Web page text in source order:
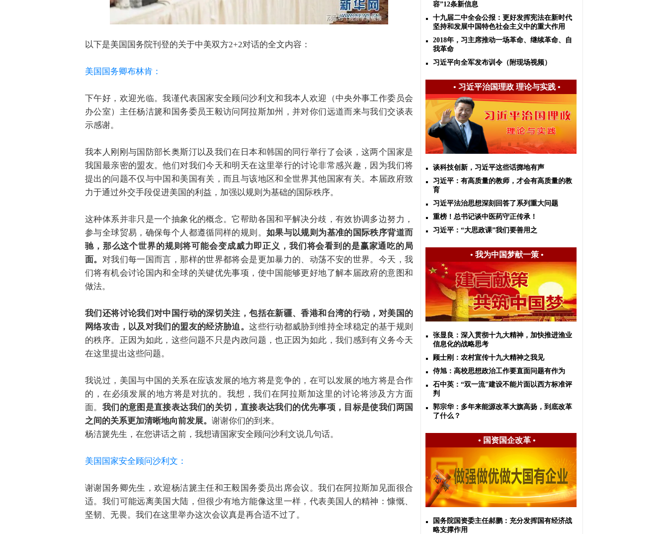
以下是美国国务院刊登的关于中美双方2+2对话的全文内容：
美国国务卿布林肯：
下午好，欢迎光临。我谨代表国家安全顾问沙利文和我本人欢迎（中央外事工作委员会
办公室）主任杨洁篪和国务委员王毅访问阿拉斯加州，并对你们远道而来与我们交谈表
示感谢。
我本人刚刚与国防部长奥斯汀以及我们在日本和韩国的同行举行了会谈，这两个国家是
我国最亲密的盟友。他们对我们今天和明天在这里举行的讨论非常感兴趣，因为我们将
提出的问题不仅与中国和美国有关，而且与该地区和全世界其他国家有关。本届政府致
力于通过外交手段促进美国的利益，加强以规则为基础的国际秩序。
这种体系并非只是一个抽象化的概念。它帮助各国和平解决分歧，有效协调多边努力，
参与全球贸易，确保每个人都遵循同样的规则。 如果与以规则为基准的国际秩序背道而
驰，那么这个世界的规则将可能会变成威力即正义，我们将会看到的是赢家通吃的局
面。 对我们每一国而言，那样的世界都将会是更加暴力的、动荡不安的世界。今天，我
们将有机会讨论国内和全球的关键优先事项，使中国能够更好地了解本届政府的意图和
做法。
我们还将讨论我们对中国行动的深切关注，包括在新疆、香港和台湾的行动，对美国的
网络攻击，以及对我们的盟友的经济胁迫。这些行动都威胁到维持全球稳定的基于规则
的秩序。正因为如此，这些问题不只是内政问题，也正因为如此，我们感到有义务今天
在这里提出这些问题。
我说过，美国与中国的关系在应该发展的地方将是竞争的，在可以发展的地方将是合作
的，在必须发展的地方将是对抗的。我想，我们在阿拉斯加这里的讨论将涉及方方面
面。 我们的意图是直接表达我们的关切，直接表达我们的优先事项，目标是使我们两国
之间的关系更加清晰地向前发展。 谢谢你们的到来。
杨洁篪先生，在您讲话之前，我想请国家安全顾问沙利文说几句话。
美国国家安全顾问沙利文：
谢谢国务卿先生，欢迎杨洁篪主任和王毅国务委员出席会议。我们在阿拉斯加见面很合
适。我们可能远离美国大陆，但很少有地方能像这里一样，代表美国人的精神：慷慨、
坚韧、无畏。我们在这里举办这次会议真是再合适不过了。
容”12条新信息
十九届二中全会公报：更好发挥宪法在新时代
坚持和发展中国特色社会主义中的重大作用
2018年，习主席推动一场革命、继续革命、自
我革命
习近平向全军发布训令（附现场视频）
• 习近平治国理政 理论与实践•
谈科技创新，习近平这些话掷地有声
习近平：有高质量的教师，才会有高质量的教
育
习近平法治思想深刻回答了系列重大问题
重榜！总书记谈中医药守正传承！
习近平：“大思政课”我们要善用之
• 我为中国梦献一策•
张显良：深入贯彻十九大精神，加快推进渔业
信息化的战略思考
顾士刚：农村宣传十九大精神之我见
侍旭：高校思想政治工作要直面问题有作为
石中英：“双一流”建设不能片面以西方标准评
判
郭宗华：多年来能源改革大旗高扬，到底改革
了什么？
• 国资国企改革•
国务院国资委主任郝鹏：充分发挥国有经济战
略支撑作用